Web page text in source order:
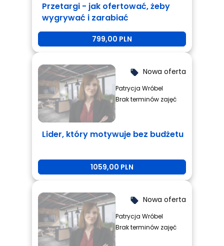
Przetargi - jak ofertować, żeby
wygrywać i zarabiać
799,00 PLN
local_offer Nowa oferta
Patrycja Wróbel
Brak terminów zajęć
Lider, który motywuje bez budżetu
1059,00 PLN
local_offer Nowa oferta
Patrycja Wróbel
Brak terminów zajęć